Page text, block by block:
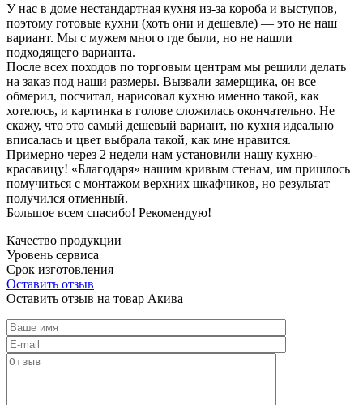
У нас в доме нестандартная кухня из-за короба и выступов,
поэтому готовые кухни (хоть они и дешевле) — это не наш
вариант. Мы с мужем много где были, но не нашли
подходящего варианта.
После всех походов по торговым центрам мы решили делать
на заказ под наши размеры. Вызвали замерщика, он все
обмерил, посчитал, нарисовал кухню именно такой, как
хотелось, и картинка в голове сложилась окончательно. Не
скажу, что это самый дешевый вариант, но кухня идеально
вписалась и цвет выбрала такой, как мне нравится.
Примерно через 2 недели нам установили нашу кухню-
красавицу! «Благодаря» нашим кривым стенам, им пришлось
помучиться с монтажом верхних шкафчиков, но результат
получился отменный.
Большое всем спасибо! Рекомендую!
Качество продукции
Уровень сервиса
Срок изготовления
Оставить отзыв
Оставить отзыв на товар Акива